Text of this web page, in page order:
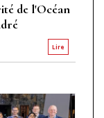
de l'Océan
Lire